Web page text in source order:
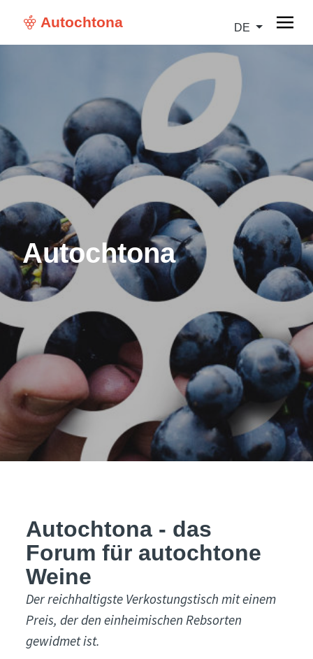
Autochtona DE
Autochtona
Autochtona - das
Forum für autochtone
Weine
Der reichhaltigste Verkostungstisch mit einem
Preis, der den einheimischen Rebsorten
gewidmet ist.